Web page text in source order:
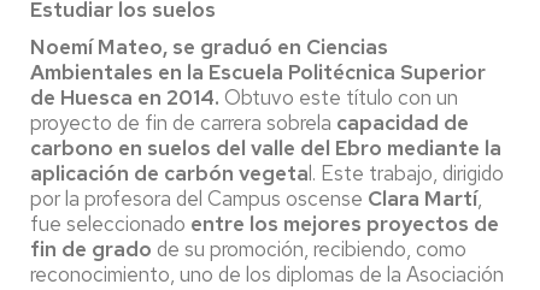
Estudiar los suelos
Noemí Mateo, se graduó en Ciencias
Ambientales en la Escuela Politécnica Superior
de Huesca en 2014. Obtuvo este título con un
proyecto de fin de carrera sobrela capacidad de
carbono en suelos del valle del Ebro mediante la
aplicación de carbón vegetal. Este trabajo, dirigido
por la profesora del Campus oscense Clara Martí,
fue seleccionado entre los mejores proyectos de
fin de grado de su promoción, recibiendo, como
reconocimiento, uno de los diplomas de la Asociación